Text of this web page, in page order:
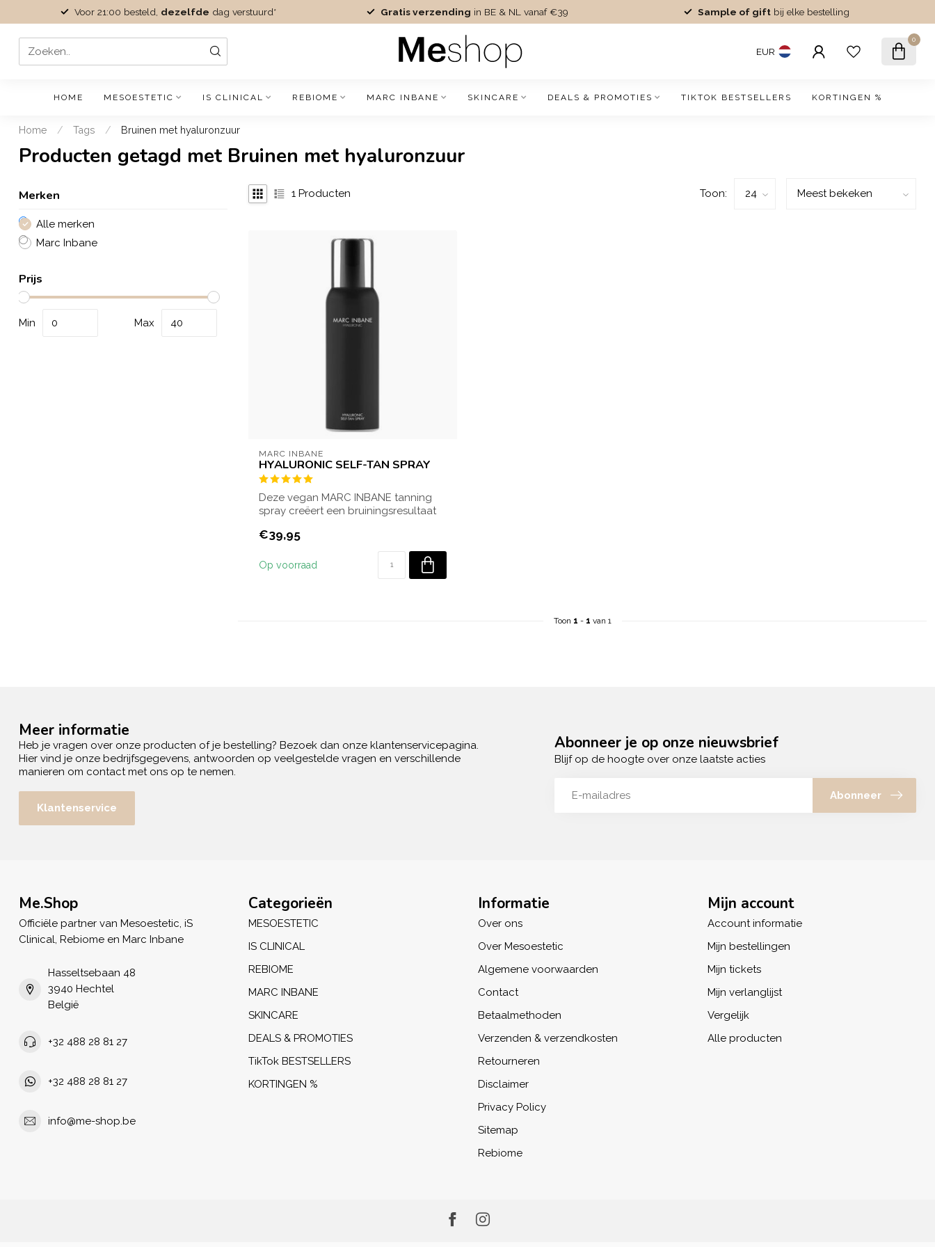
Voor 21:00 besteld, dezelfde dag verstuurd* Gratis verzending in BE & NL vanaf €39 Sample of gift bij elke bestelling
EUR
0
HOME MESOESTETIC IS CLINICAL REBIOME MARC INBANE SKINCARE DEALS & PROMOTIES TIKTOK BESTSELLERS KORTINGEN %
Home / Tags / Bruinen met hyaluronzuur
Producten getagd met Bruinen met hyaluronzuur
Merken
Alle merken
Marc Inbane
Prijs
Min Max
1 Producten Toon:
MARC INBANE
HYALURONIC SELF-TAN SPRAY
Deze vegan MARC INBANE tanning
spray creëert een bruiningsresultaat
€39,95
Op voorraad
Toon 1 - 1 van 1
Meer informatie
Heb je vragen over onze producten of je bestelling? Bezoek dan onze klantenservicepagina.
Hier vind je onze bedrijfsgegevens, antwoorden op veelgestelde vragen en verschillende
manieren om contact met ons op te nemen.
Klantenservice
Abonneer je op onze nieuwsbrief
Blijf op de hoogte over onze laatste acties
Abonneer
Me.Shop
Officiële partner van Mesoestetic, iS
Clinical, Rebiome en Marc Inbane
Hasseltsebaan 48
3940 Hechtel
België
+32 488 28 81 27
+32 488 28 81 27
info@me-shop.be
Categorieën
MESOESTETIC
IS CLINICAL
REBIOME
MARC INBANE
SKINCARE
DEALS & PROMOTIES
TikTok BESTSELLERS
KORTINGEN %
Informatie
Over ons
Over Mesoestetic
Algemene voorwaarden
Contact
Betaalmethoden
Verzenden & verzendkosten
Retourneren
Disclaimer
Privacy Policy
Sitemap
Rebiome
Mijn account
Account informatie
Mijn bestellingen
Mijn tickets
Mijn verlanglijst
Vergelijk
Alle producten